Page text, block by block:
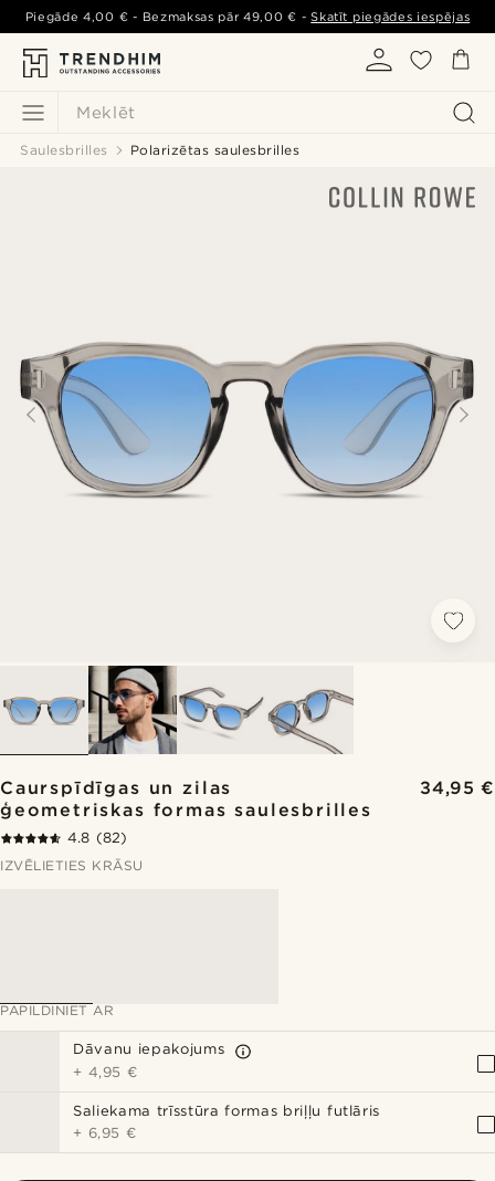
Meklēt
Piegāde4,00 € - Bezmaksas pār49,00 € -Skatīt piegādes iespējas
Saulesbrilles Polarizētas saulesbrilles
Caurspīdīgas un zilas
ģeometriskas formas saulesbrilles
34,95 €
4.8 (82)
IZVĒLIETIES KRĀSU
PAPILDINIET AR
Dāvanu iepakojums
+ 4,95 €
Saliekama trīsstūra formas briļļu futlāris
+ 6,95 €